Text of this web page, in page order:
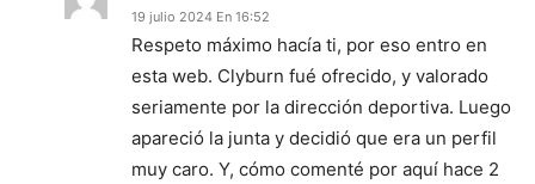
19 julio 2024 En 16:52
Respeto máximo hacía ti, por eso entro en
esta web. Clyburn fué ofrecido, y valorado
seriamente por la dirección deportiva. Luego
apareció la junta y decidió que era un perfil
muy caro. Y, cómo comenté por aquí hace 2